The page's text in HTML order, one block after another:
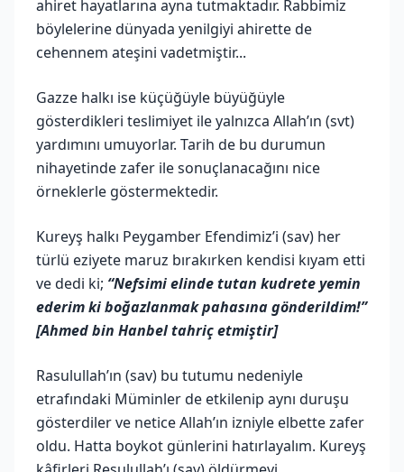
ahiret hayatlarına ayna tutmaktadır. Rabbimiz
böylelerine dünyada yenilgiyi ahirette de
cehennem ateşini vadetmiştir...
Gazze halkı ise küçüğüyle büyüğüyle
gösterdikleri teslimiyet ile yalnızca Allah’ın (svt)
yardımını umuyorlar. Tarih de bu durumun
nihayetinde zafer ile sonuçlanacağını nice
örneklerle göstermektedir.
Kureyş halkı Peygamber Efendimiz’i (sav) her
türlü eziyete maruz bırakırken kendisi kıyam etti
ve dedi ki; “Nefsimi elinde tutan kudrete yemin
ederim ki boğazlanmak pahasına gönderildim!”
[Ahmed bin Hanbel tahriç etmiştir]
Rasulullah’ın (sav) bu tutumu nedeniyle
etrafındaki Müminler de etkilenip aynı duruşu
gösterdiler ve netice Allah’ın izniyle elbette zafer
oldu. Hatta boykot günlerini hatırlayalım. Kureyş